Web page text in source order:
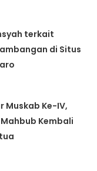
terkait
di Situs
Muskab Ke-IV,
Kembali